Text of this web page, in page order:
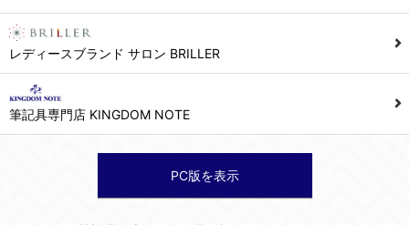
レディースブランド サロン BRILLER
筆記具専門店 KINGDOM NOTE
PC版を表示